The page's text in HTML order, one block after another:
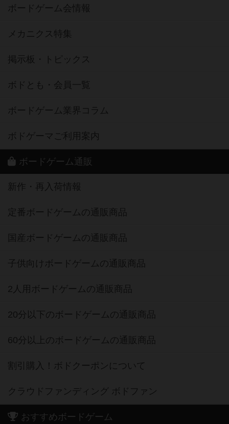
ボードゲーム会情報
メカニクス特集
掲示板・トピックス
ボドとも・会員一覧
ボードゲーム業界コラム
ボドゲーマご利用案内
ボードゲーム通販
新作・再入荷情報
定番ボードゲームの通販商品
国産ボードゲームの通販商品
子供向けボードゲームの通販商品
2人用ボードゲームの通販商品
20分以下のボードゲームの通販商品
60分以上のボードゲームの通販商品
割引購入！ボドクーポンについて
クラウドファンディング ボドファン
おすすめボードゲーム